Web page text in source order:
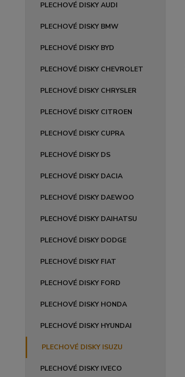
PLECHOVÉ DISKY AUDI
PLECHOVÉ DISKY BMW
PLECHOVÉ DISKY BYD
PLECHOVÉ DISKY CHEVROLET
PLECHOVÉ DISKY CHRYSLER
PLECHOVÉ DISKY CITROEN
PLECHOVÉ DISKY CUPRA
PLECHOVÉ DISKY DS
PLECHOVÉ DISKY DACIA
PLECHOVÉ DISKY DAEWOO
PLECHOVÉ DISKY DAIHATSU
PLECHOVÉ DISKY DODGE
PLECHOVÉ DISKY FIAT
PLECHOVÉ DISKY FORD
PLECHOVÉ DISKY HONDA
PLECHOVÉ DISKY HYUNDAI
PLECHOVÉ DISKY ISUZU
PLECHOVÉ DISKY IVECO